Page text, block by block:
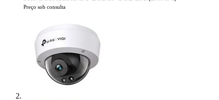
Preço sob consulta